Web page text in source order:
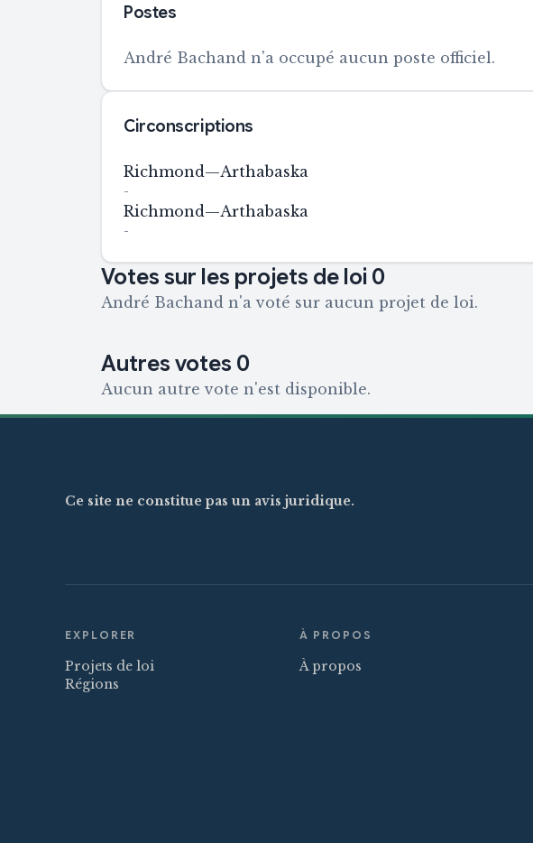
Postes
André Bachand n'a occupé aucun poste officiel.
Circonscriptions
Richmond—Arthabaska
-
Richmond—Arthabaska
-
Votes sur les projets de loi 0
André Bachand n'a voté sur aucun projet de loi.
Autres votes 0
Aucun autre vote n'est disponible.
Ce site ne constitue pas un avis juridique.
EXPLORER
Projets de loi
Régions
À PROPOS
À propos